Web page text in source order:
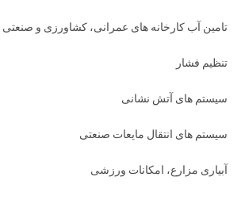
تامین آب کارخانه های عمرانی، کشاورزی و صنعتی
تنظیم فشار
سیستم های آتش نشانی
سیستم های انتقال مایعات صنعتی
آبیاری مزارع، امکانات ورزشی